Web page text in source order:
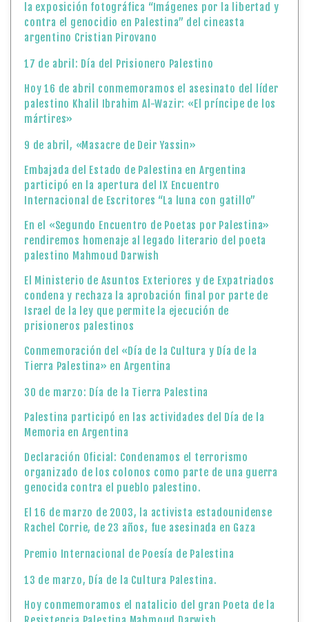
la exposición fotográfica “Imágenes por la libertad y
contra el genocidio en Palestina” del cineasta
argentino Cristian Pirovano
17 de abril: Día del Prisionero Palestino
Hoy 16 de abril conmemoramos el asesinato del líder
palestino Khalil Ibrahim Al-Wazir: «El príncipe de los
mártires»
9 de abril, «Masacre de Deir Yassin»
Embajada del Estado de Palestina en Argentina
participó en la apertura del IX Encuentro
Internacional de Escritores “La luna con gatillo”
En el «Segundo Encuentro de Poetas por Palestina»
rendiremos homenaje al legado literario del poeta
palestino Mahmoud Darwish
El Ministerio de Asuntos Exteriores y de Expatriados
condena y rechaza la aprobación final por parte de
Israel de la ley que permite la ejecución de
prisioneros palestinos
Conmemoración del «Día de la Cultura y Día de la
Tierra Palestina» en Argentina
30 de marzo: Día de la Tierra Palestina
Palestina participó en las actividades del Día de la
Memoria en Argentina
Declaración Oficial: Condenamos el terrorismo
organizado de los colonos como parte de una guerra
genocida contra el pueblo palestino.
El 16 de marzo de 2003, la activista estadounidense
Rachel Corrie, de 23 años, fue asesinada en Gaza
Premio Internacional de Poesía de Palestina
13 de marzo, Día de la Cultura Palestina.
Hoy conmemoramos el natalicio del gran Poeta de la